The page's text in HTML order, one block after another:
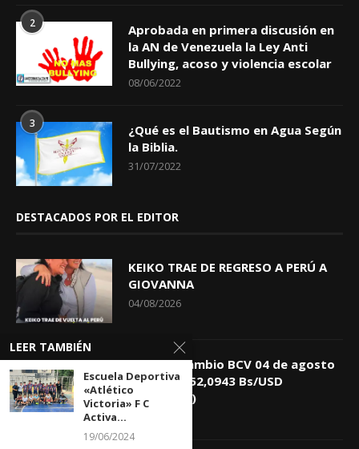
2
Aprobada en primera discusión en
la AN de Venezuela la Ley Anti
Bullying, acoso y violencia escolar
08/06/2022
3
¿Qué es el Bautismo en Agua Según
la Biblia.
31/07/2022
DESTACADOS POR EL EDITOR
KEIKO TRAE DE REGRESO A PERÚ A
GIOVANNA
04/08/2026
Tasa de Cambio BCV 04 de agosto
de 2026: 752,0943 Bs/USD
(+0,4418%)
LEER TAMBIÉN
Escuela Deportiva
«Atlético
Victoria» F C
Activa...
19/06/2024